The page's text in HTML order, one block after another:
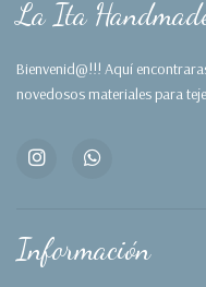
La Ita
Bienvenid@!!! Aquí
novedosos materiales para
Información